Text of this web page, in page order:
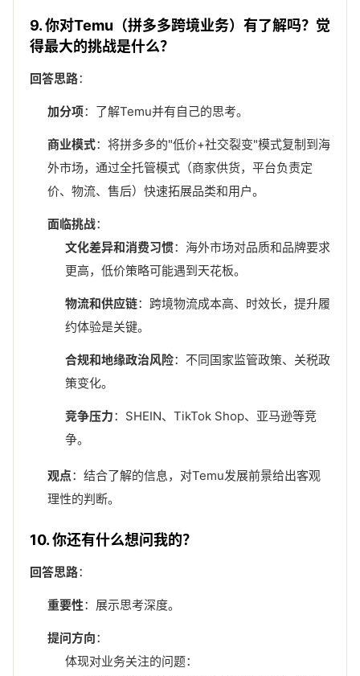
9. 你对Temu（拼多多跨境业务）有了解吗？觉
得最大的挑战是什么？
回答思路：
加分项：了解Temu并有自己的思考。
商业模式：将拼多多的"低价+社交裂变"模式复制到海
外市场，通过全托管模式（商家供货，平台负责定
价、物流、售后）快速拓展品类和用户。
面临挑战：
文化差异和消费习惯：海外市场对品质和品牌要求
更高，低价策略可能遇到天花板。
物流和供应链：跨境物流成本高、时效长，提升履
约体验是关键。
合规和地缘政治风险：不同国家监管政策、关税政
策变化。
竞争压力：SHEIN、TikTok Shop、亚马逊等竞
争。
观点：结合了解的信息，对Temu发展前景给出客观
理性的判断。
10. 你还有什么想问我的？
回答思路：
重要性：展示思考深度。
提问方向：
体现对业务关注的问题：